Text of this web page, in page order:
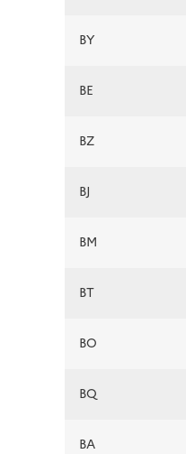
BY
BE
BZ
BJ
BM
BT
BO
BQ
BA